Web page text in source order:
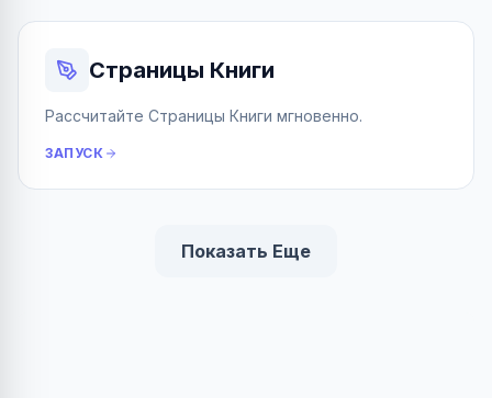
Страницы Книги
Рассчитайте Страницы Книги мгновенно.
ЗАПУСК
Показать Еще